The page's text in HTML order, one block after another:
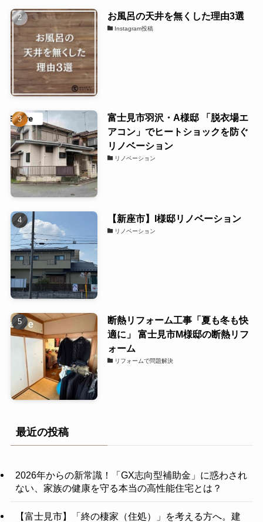
お風呂の天井を無くした理由3選
Instagram投稿
富士見市羽沢・A様邸 「脱衣場エ
アコン」でヒートショックを防ぐ
リノベーション
リノベーション
【新座市】I様邸リノベーション
リノベーション
断熱リフォーム工事「夏も冬も快
適に」 富士見市M様邸の断熱リフ
ォーム
リフォームで問題解決
最近の投稿
2026年からの新常識！「GX志向型補助金」に惑わされ
ない、家族の健康を守る本当の高性能住宅とは？
【富士見市】「終の棲家（住処）」を考える方へ。建